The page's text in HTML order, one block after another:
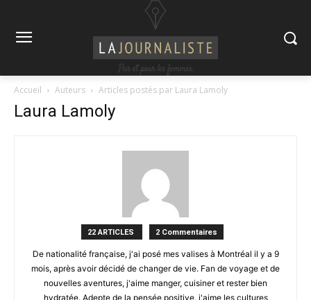
Accueil Auteurs Articles postés par Laura Lamoly
Laura Lamoly
22 ARTICLES 2 Commentaires
De nationalité française, j'ai posé mes valises à Montréal il y a 9
mois, après avoir décidé de changer de vie. Fan de voyage et de
nouvelles aventures, j'aime manger, cuisiner et rester bien
hydratée. Adepte de la pensée positive, j'aime les cultures